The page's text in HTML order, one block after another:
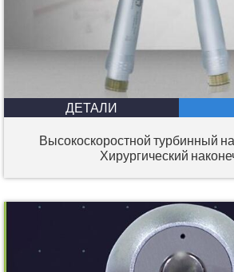
ДЕТАЛИ
Высокоскоростной турбинный
Хирургический